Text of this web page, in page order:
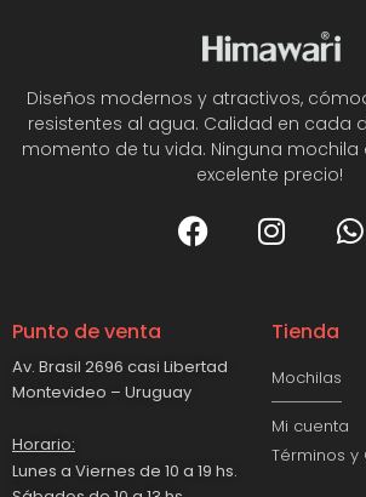
Diseños modernos y atractivos,
resistentes al agua. Calidad en cada
momento de tu vida. Ninguna
excelente precio!
Punto de venta
Av. Brasil 2696 casi Libertad
Montevideo – Uruguay
Horario:
Lunes a Viernes de 10 a 19 hs.
Tienda
Mochilas
Mi cuenta
Términos y